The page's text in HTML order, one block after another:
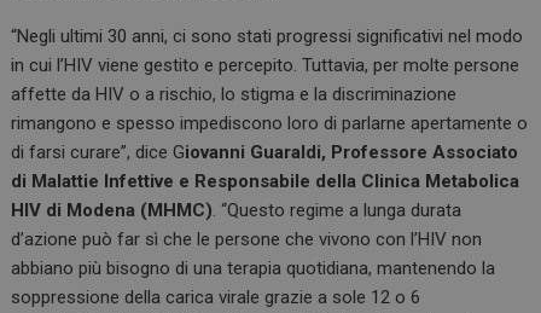
“Negli ultimi 30 anni, ci sono stati progressi significativi nel modo
in cui l’HIV viene gestito e percepito. Tuttavia, per molte persone
affette da HIV o a rischio, lo stigma e la discriminazione
rimangono e spesso impediscono loro di parlarne apertamente o
di farsi curare”, dice Giovanni Guaraldi, Professore Associato
di Malattie Infettive e Responsabile della Clinica Metabolica
HIV di Modena (MHMC). “Questo regime a lunga durata
d’azione può far sì che le persone che vivono con l’HIV non
abbiano più bisogno di una terapia quotidiana, mantenendo la
soppressione della carica virale grazie a sole 12 o 6